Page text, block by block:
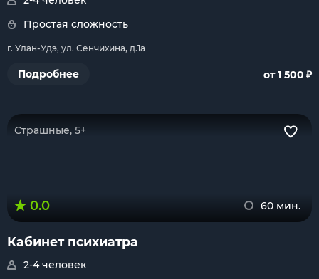
Простая сложность
г. Улан-Удэ, ул. Сенчихина, д.1а
Подробнее от 1 500 ₽
Страшные, 5+
0.0 60 мин.
Кабинет психиатра
2-4 человек